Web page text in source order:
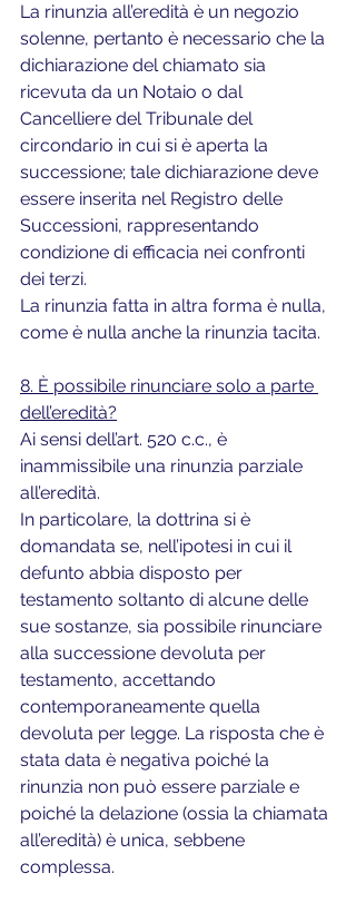
La rinunzia all’eredità è un negozio
solenne, pertanto è necessario che la
dichiarazione del chiamato sia
ricevuta da un Notaio o dal
Cancelliere del Tribunale del
circondario in cui si è aperta la
successione; tale dichiarazione deve
essere inserita nel Registro delle
Successioni, rappresentando
condizione di efficacia nei confronti
dei terzi.
La rinunzia fatta in altra forma è nulla,
come è nulla anche la rinunzia tacita.
8. È possibile rinunciare solo a parte
dell’eredità?
Ai sensi dell’art. 520 c.c., è
inammissibile una rinunzia parziale
all’eredità.
In particolare, la dottrina si è
domandata se, nell’ipotesi in cui il
defunto abbia disposto per
testamento soltanto di alcune delle
sue sostanze, sia possibile rinunciare
alla successione devoluta per
testamento, accettando
contemporaneamente quella
devoluta per legge. La risposta che è
stata data è negativa poiché la
rinunzia non può essere parziale e
poiché la delazione (ossia la chiamata
all’eredità) è unica, sebbene
complessa.